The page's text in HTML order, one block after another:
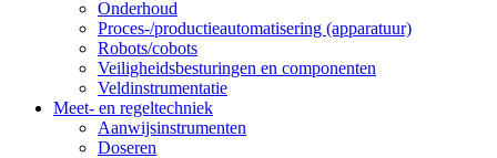
Onderhoud
Proces-/productieautomatisering (apparatuur)
Robots/cobots
Veiligheidsbesturingen en componenten
Veldinstrumentatie
Meet- en regeltechniek
Aanwijsinstrumenten
Doseren